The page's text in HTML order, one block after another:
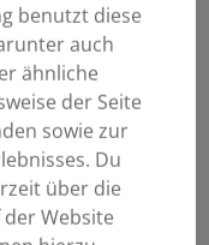
benutzt diese
auch
ähnliche
der Seite
sowie zur
Du
über die
Website